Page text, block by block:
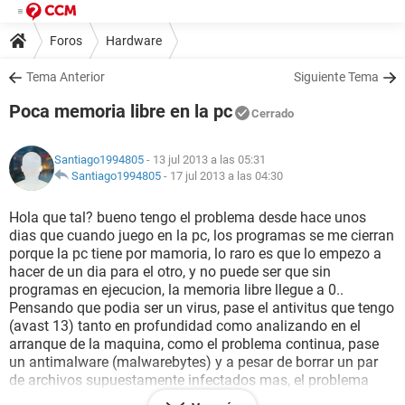
Foros Hardware
Tema Anterior Siguiente Tema
Poca memoria libre en la pc Cerrado
Santiago1994805 - 13 jul 2013 a las 05:31
Santiago1994805 - 17 jul 2013 a las 04:30
Hola que tal? bueno tengo el problema desde hace unos
dias que cuando juego en la pc, los programas se me cierran
porque la pc tiene por mamoria, lo raro es que lo empezo a
hacer de un dia para el otro, y no puede ser que sin
programas en ejecucion, la memoria libre llegue a 0..
Pensando que podia ser un virus, pase el antivitus que tengo
(avast 13) tanto en profundidad como analizando en el
arranque de la maquina, como el problema continua, pase
un antimalware (malwarebytes) y a pesar de borrar un par
de archivos supuestamente infectados mas, el problema
persiste, pase a formatear la computadora, hice un backup